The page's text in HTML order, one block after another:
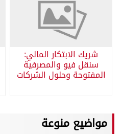
شريك الابتكار المالي:
سنقل فيو والمصرفية
المفتوحة وحلول الشركات
مواضيع منوعة